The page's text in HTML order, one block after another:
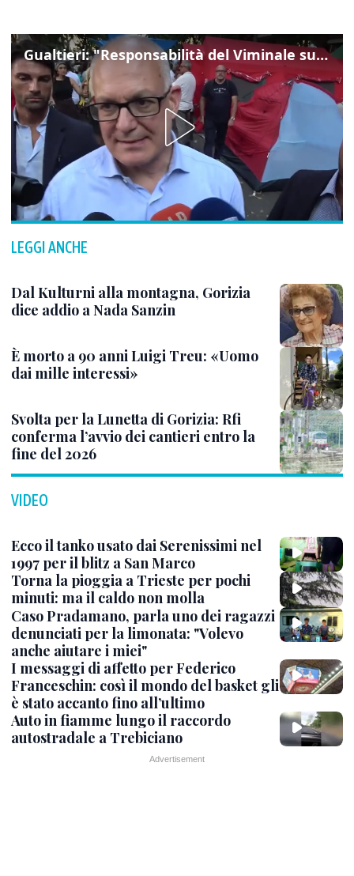
Gualtieri: "Responsabilità del Viminale su Spin Time? La posizione dei partiti è nota"
LEGGI ANCHE
Dal Kulturni alla montagna, Gorizia
dice addio a Nada Sanzin
È morto a 90 anni Luigi Treu: «Uomo
dai mille interessi»
Svolta per la Lunetta di Gorizia: Rfi
conferma l’avvio dei cantieri entro la
fine del 2026
VIDEO
Ecco il tanko usato dai Serenissimi nel
1997 per il blitz a San Marco
Torna la pioggia a Trieste per pochi
minuti: ma il caldo non molla
Caso Pradamano, parla uno dei ragazzi
denunciati per la limonata: "Volevo
anche aiutare i miei"
I messaggi di affetto per Federico
Franceschin: così il mondo del basket gli
è stato accanto fino all’ultimo
Auto in fiamme lungo il raccordo
autostradale a Trebiciano